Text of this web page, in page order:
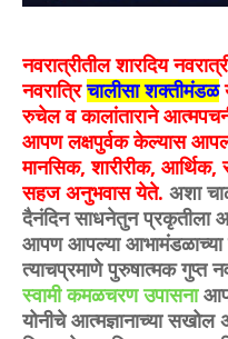
नवरात्रीतील शारदिय
नवरात्रि चालीसा शक्तीमंडळ
रुचेल व कालांताराने
आपण लक्षपुर्वक केल्यास
मानसिक, शारीरीक, आर्थिक,
सहज अनुभवास येते. अशा
दैनंदिन साधनेतुन
आपण आपल्या
त्याचप्रमाणे पुरुषात्मक गुप्त
स्वामी कमळचरण उपासना
योनीचे आत्मज्ञानाच्या सखोल